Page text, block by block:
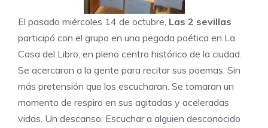
El pasado miércoles 14 de octubre, Las 2 sevillas
participó con el grupo en una pegada poética en La
Casa del Libro, en pleno centro histórico de la ciudad.
Se acercaron a la gente para recitar sus poemas. Sin
más pretensión que los escucharan. Se tomaran un
momento de respiro en sus agitadas y aceleradas
vidas. Un descanso. Escuchar a alguien desconocido